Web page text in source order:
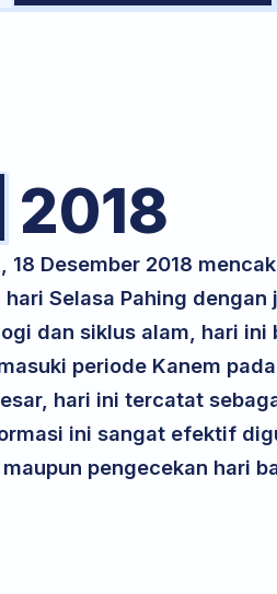
2018
Desember 2018
Selasa Pahing dengan
dan siklus alam, hari ini
periode Kanem
hari ini tercatat
ini sangat efektif
pengecekan hari